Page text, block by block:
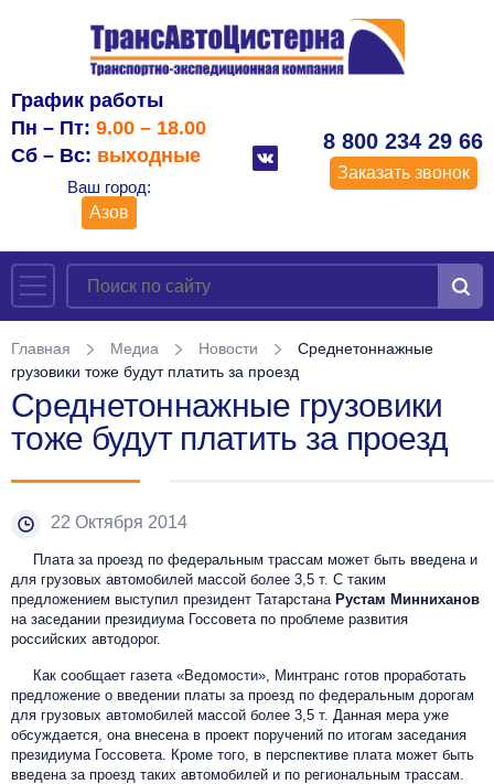
График работы
Пн – Пт: 9.00 – 18.00
Сб – Вс: выходные
Ваш город:
Азов
8 800 234 29 66
Заказать звонок
Главная Медиа Новости
Среднетоннажные
грузовики тоже будут платить за проезд
Среднетоннажные грузовики
тоже будут платить за проезд
22 Октября 2014
Плата за проезд по федеральным трассам может быть введена и
для грузовых автомобилей массой более 3,5 т. С таким
предложением выступил президент Татарстана Рустам Минниханов
на заседании президиума Госсовета по проблеме развития
российских автодорог.
Как сообщает газета «Ведомости», Минтранс готов проработать
предложение о введении платы за проезд по федеральным дорогам
для грузовых автомобилей массой более 3,5 т. Данная мера уже
обсуждается, она внесена в проект поручений по итогам заседания
президиума Госсовета. Кроме того, в перспективе плата может быть
введена за проезд таких автомобилей и по региональным трассам.